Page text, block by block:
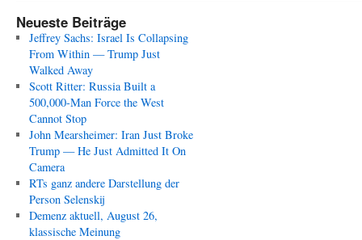
Neueste Beiträge
Jeffrey Sachs: Israel Is Collapsing
From Within — Trump Just
Walked Away
Scott Ritter: Russia Built a
500,000-Man Force the West
Cannot Stop
John Mearsheimer: Iran Just Broke
Trump — He Just Admitted It On
Camera
RTs ganz andere Darstellung der
Person Selenskij
Demenz aktuell, August 26,
klassische Meinung